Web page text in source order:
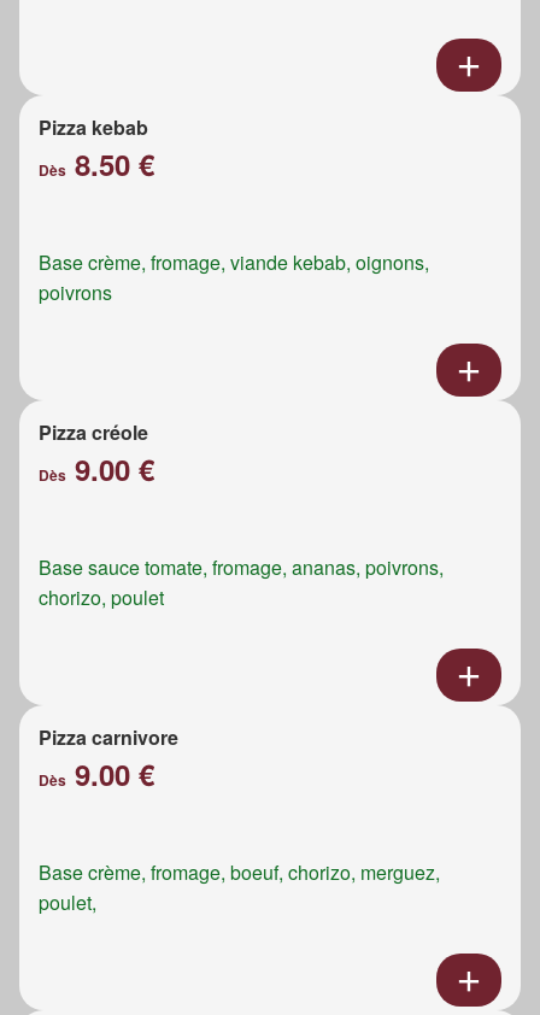
Pizza kebab
Dès 8.50 €
Base crème, fromage, viande kebab, oignons,
poivrons
Pizza créole
Dès 9.00 €
Base sauce tomate, fromage, ananas, poivrons,
chorizo, poulet
Pizza carnivore
Dès 9.00 €
Base crème, fromage, boeuf, chorizo, merguez,
poulet,